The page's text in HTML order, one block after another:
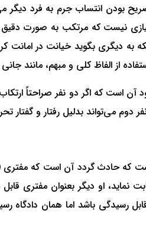
بودن انتساب جرم به فرد
نیست که مرتکب به صورت
به دیگری بگوید خیانت در
از الفاظ کلی و مبهم، مانند
آن است که اگر دو نفر صراحتاً
دوم می‌تواند بدلیل رفتار و گفتار
که حادث گردد آن است که مفتری
نماید، او دیگر بعنوان
رسیدگی باشد اما همان